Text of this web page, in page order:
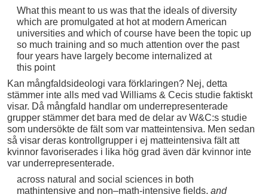
What this meant to us was that the ideals of diversity
which are promulgated at hot at modern American
universities and which of course have been the topic up
so much training and so much attention over the past
four years have largely become internalized at
this point
Kan mångfaldsideologi vara förklaringen? Nej, detta
stämmer inte alls med vad Williams & Cecis studie faktiskt
visar. Då mångfald handlar om underrepresenterade
grupper stämmer det bara med de delar av W&C:s studie
som undersökte de fält som var matteintensiva. Men sedan
så visar deras kontrollgrupper i ej matteintensiva fält att
kvinnor favoriserades i lika hög grad även där kvinnor inte
var underrepresenterade.
across natural and social sciences in both
mathintensive and non–math-intensive fields, and